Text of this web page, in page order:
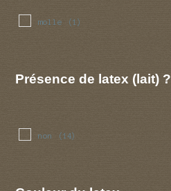
molle (1)
Présence de latex (lait) ?
non (14)